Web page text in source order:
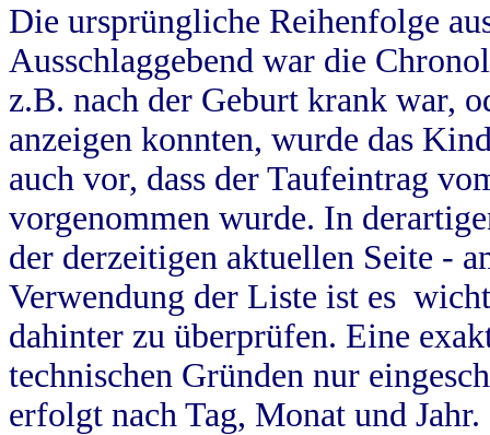
Die ursprüngliche Reihenfolge
Ausschlaggebend war die
z.B. nach der Geburt krank war,
anzeigen konnten, wurde das
auch vor, dass der Taufeintrag
vorgenommen wurde. In
der derzeitigen aktuellen Seite -
Verwendung der Liste ist es
dahinter zu überprüfen. Eine
technischen Gründen nur
erfolgt nach Tag, Monat und Jahr.